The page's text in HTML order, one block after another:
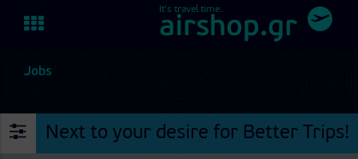
Toggle
navigation
airshop.gr
It's travel time.
Jobs
Next to your desire for Better Trips!